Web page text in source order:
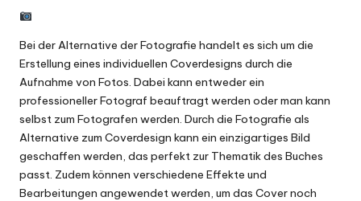
Bei der Alternative der Fotografie handelt es sich um die
Erstellung eines individuellen Coverdesigns durch die
Aufnahme von Fotos. Dabei kann entweder ein
professioneller Fotograf beauftragt werden oder man kann
selbst zum Fotografen werden. Durch die Fotografie als
Alternative zum Coverdesign kann ein einzigartiges Bild
geschaffen werden, das perfekt zur Thematik des Buches
passt. Zudem können verschiedene Effekte und
Bearbeitungen angewendet werden, um das Cover noch